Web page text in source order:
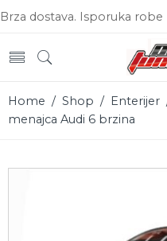
Brza dostava. Isporuka
Home / Shop / Enterijer
menajca Audi 6 brzina